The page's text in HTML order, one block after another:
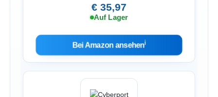
€ 35,97
Auf Lager
Bei Amazon ansehenℹ︎